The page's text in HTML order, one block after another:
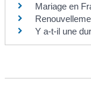
Mariage en
Y a-t-il une